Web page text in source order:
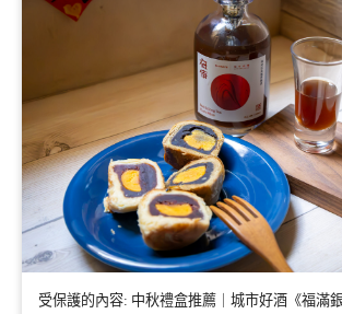
受保護的內容: 中秋禮盒推薦｜城市好酒《福滿